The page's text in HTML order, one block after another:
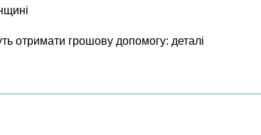
отримати грошову допомогу: деталі